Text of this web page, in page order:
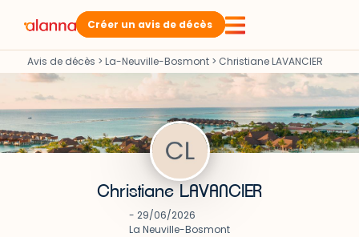
Créer un avis de décès
Avis de décès > La-Neuville-Bosmont > Christiane LAVANCIER
Christiane LAVANCIER
- 29/06/2026
La Neuville-Bosmont